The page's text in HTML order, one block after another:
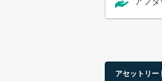
アセットリー